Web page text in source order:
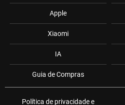
Apple
Xiaomi
IA
Guia de Compras
Política de privacidade e